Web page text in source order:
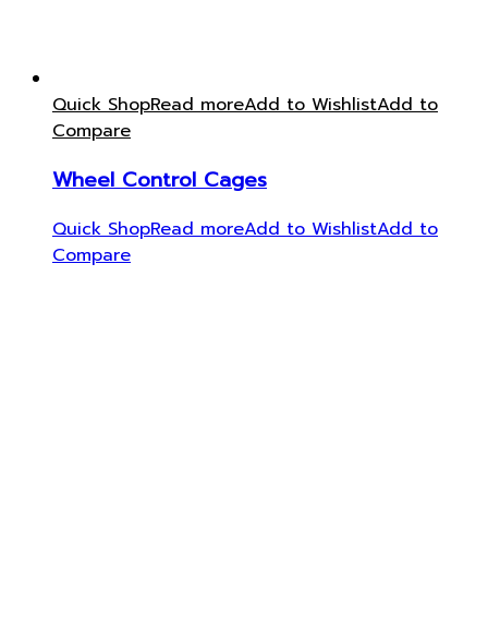
Quick ShopRead moreAdd to WishlistAdd to
Compare
Wheel Control Cages
Quick ShopRead moreAdd to WishlistAdd to
Compare